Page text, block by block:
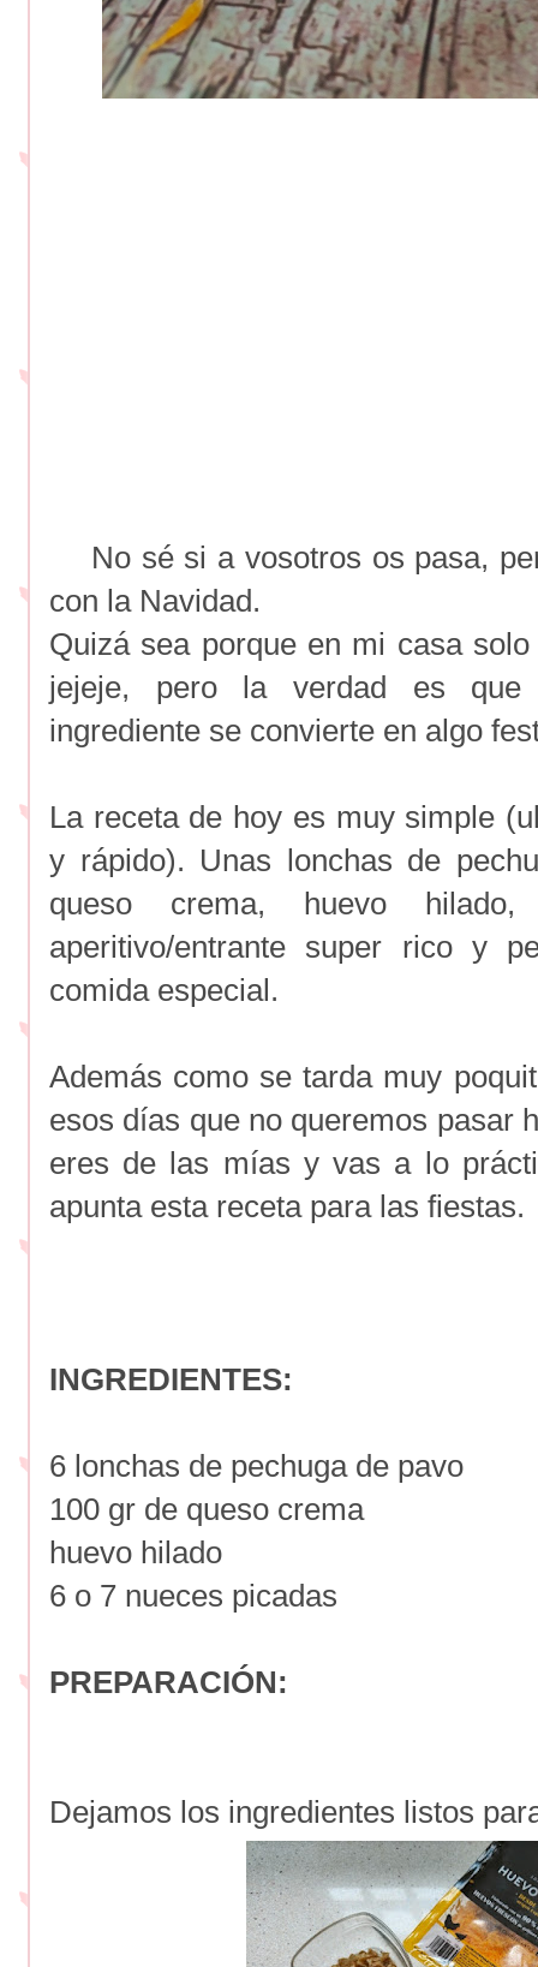
No sé si a vosotros os pasa,
con la Navidad.
Quizá sea porque en mi casa
jejeje, pero la verdad es que
ingrediente se convierte en algo
La receta de hoy es muy simple
y rápido). Unas lonchas de
queso crema, huevo
aperitivo/entrante super rico y
comida especial.
Además como se tarda muy
esos días que no queremos pasar
eres de las mías y vas a lo
apunta esta receta para las fiestas.
INGREDIENTES:
6 lonchas de pechuga de pavo
100 gr de queso crema
huevo hilado
6 o 7 nueces picadas
PREPARACIÓN:
Dejamos los ingredientes listos